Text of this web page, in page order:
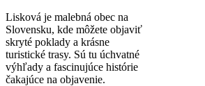
Lisková je malebná obec na
Slovensku, kde môžete objaviť
skryté poklady a krásne
turistické trasy. Sú tu úchvatné
výhľady a fascinujúce histórie
čakajúce na objavenie.